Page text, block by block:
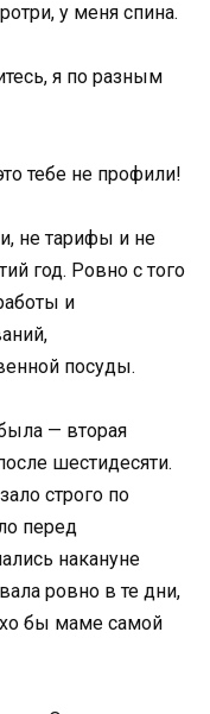
у меня спина.
я по разным
тебе не профили!
не тарифы и не
год. Ровно с того
и
посуды.
— вторая
шестидесяти.
строго по
перед
накануне
ровно в те дни,
бы маме самой